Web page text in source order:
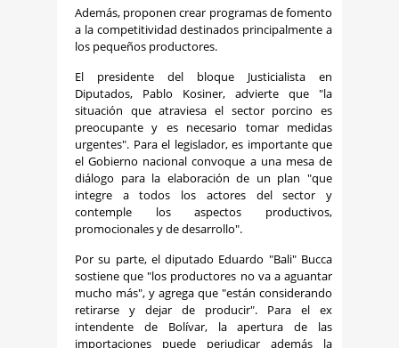
Además, proponen crear programas de fomento
a la competitividad destinados principalmente a
los pequeños productores.
El presidente del bloque Justicialista en
Diputados, Pablo Kosiner, advierte que "la
situación que atraviesa el sector porcino es
preocupante y es necesario tomar medidas
urgentes". Para el legislador, es importante que
el Gobierno nacional convoque a una mesa de
diálogo para la elaboración de un plan "que
integre a todos los actores del sector y
contemple los aspectos productivos,
promocionales y de desarrollo".
Por su parte, el diputado Eduardo "Bali" Bucca
sostiene que "los productores no va a aguantar
mucho más", y agrega que "están considerando
retirarse y dejar de producir". Para el ex
intendente de Bolívar, la apertura de las
importaciones puede perjudicar además la